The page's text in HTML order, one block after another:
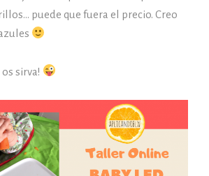
puede que fuera el precio. Creo
sirva!